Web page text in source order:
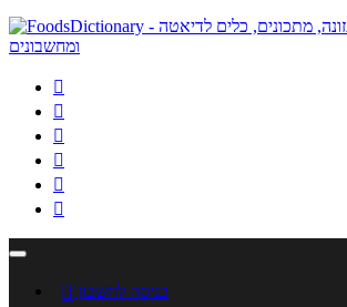






 כניסה לחשבון